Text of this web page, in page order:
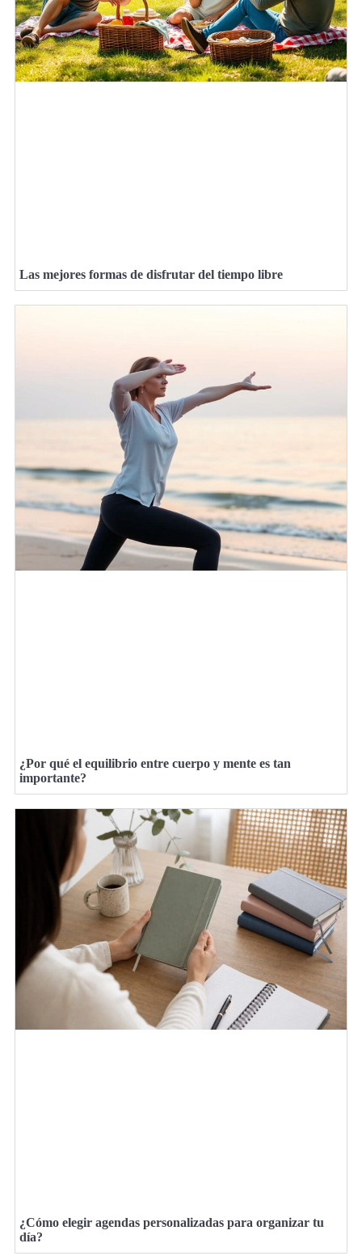
Las mejores formas de disfrutar del tiempo libre
¿Por qué el equilibrio entre cuerpo y mente es tan
importante?
¿Cómo elegir agendas personalizadas para organizar tu
día?